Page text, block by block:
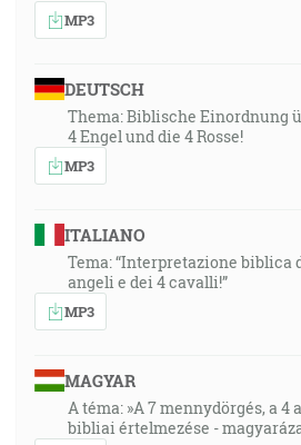
MP3
DEUTSCH
Thema: Biblische Einordnung
4 Engel und die 4 Rosse!
MP3
ITALIANO
Tema: “Interpretazione biblica
angeli e dei 4 cavalli!”
MP3
MAGYAR
A téma: »A 7 mennydörgés, a 4
bibliai értelmezése -